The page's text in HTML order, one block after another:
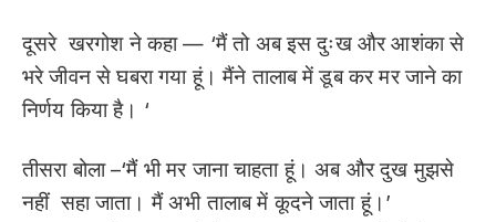
दूसरे खरगोश ने कहा — ‘मैं तो अब इस दुःख और आशंका से
भरे जीवन से घबरा गया हूं। मैंने तालाब में डूब कर मर जाने का
निर्णय किया है। ‘
तीसरा बोला –‘मैं भी मर जाना चाहता हूं। अब और दुख मुझसे
नहीं सहा जाता। मैं अभी तालाब में कूदने जाता हूं।’